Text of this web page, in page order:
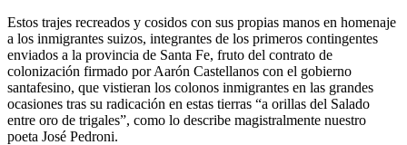
Estos trajes recreados y cosidos con sus propias manos en homenaje
a los inmigrantes suizos, integrantes de los primeros contingentes
enviados a la provincia de Santa Fe, fruto del contrato de
colonización firmado por Aarón Castellanos con el gobierno
santafesino, que vistieran los colonos inmigrantes en las grandes
ocasiones tras su radicación en estas tierras “a orillas del Salado
entre oro de trigales”, como lo describe magistralmente nuestro
poeta José Pedroni.